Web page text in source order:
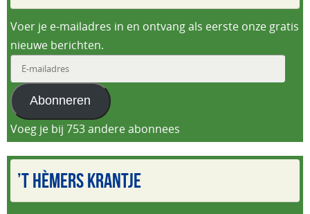
Voer je e-mailadres in en ontvang als eerste onze gratis
nieuwe berichten.
mailadres
Abonneren
Voeg je bij 753 andere abonnees
’T HÈMERS KRANTJE